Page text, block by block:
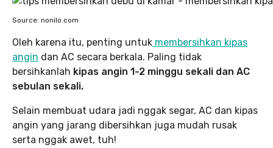
Source: nonilo.com
Oleh karena itu, penting untuk membersihkan kipas
angin dan AC secara berkala. Paling tidak
bersihkanlah kipas angin 1-2 minggu sekali dan AC
sebulan sekali.
Selain membuat udara jadi nggak segar, AC dan kipas
angin yang jarang dibersihkan juga mudah rusak
serta nggak awet, tuh!